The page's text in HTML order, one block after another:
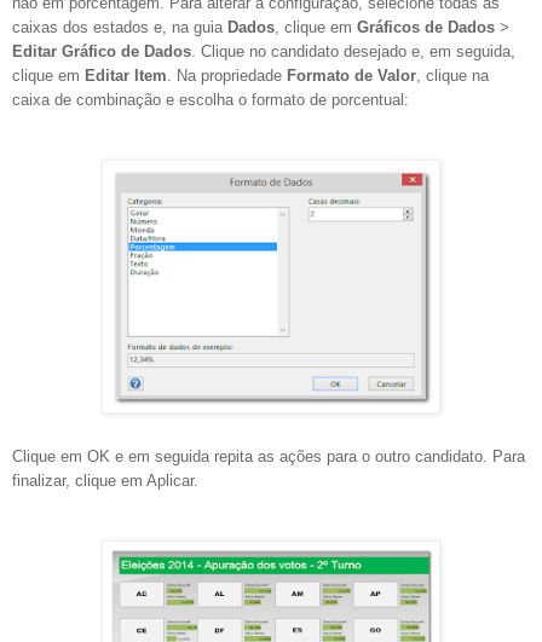
não em porcentagem. Para alterar a configuração, selecione todas as
caixas dos estados e, na guia Dados, clique em Gráficos de Dados >
Editar Gráfico de Dados. Clique no candidato desejado e, em seguida,
clique em Editar Item. Na propriedade Formato de Valor, clique na
caixa de combinação e escolha o formato de porcentual:
Clique em OK e em seguida repita as ações para o outro candidato. Para
finalizar, clique em Aplicar.